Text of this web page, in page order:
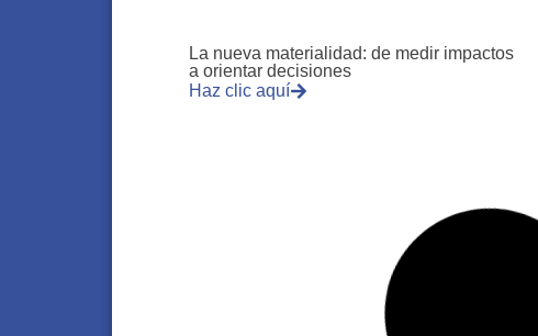
La nueva materialidad: de medir impactos
a orientar decisiones
Haz clic aquí